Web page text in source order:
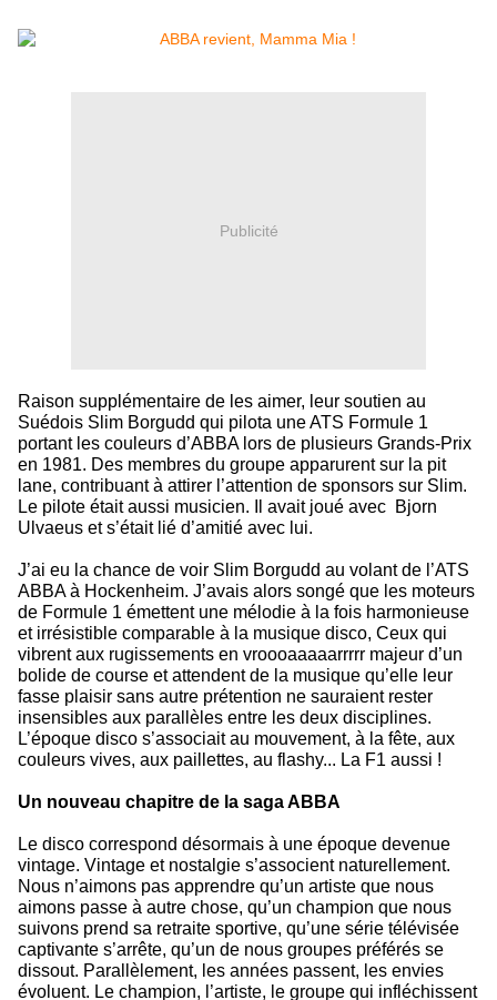
Publicité
Raison supplémentaire de les aimer, leur soutien au
Suédois Slim Borgudd qui pilota une ATS Formule 1
portant les couleurs d’ABBA lors de plusieurs Grands-Prix
en 1981. Des membres du groupe apparurent sur la pit
lane, contribuant à attirer l’attention de sponsors sur Slim.
Le pilote était aussi musicien. Il avait joué avec Bjorn
Ulvaeus et s’était lié d’amitié avec lui.
J’ai eu la chance de voir Slim Borgudd au volant de l’ATS
ABBA à Hockenheim. J’avais alors songé que les moteurs
de Formule 1 émettent une mélodie à la fois harmonieuse
et irrésistible comparable à la musique disco, Ceux qui
vibrent aux rugissements en vroooaaaaarrrrr majeur d’un
bolide de course et attendent de la musique qu’elle leur
fasse plaisir sans autre prétention ne sauraient rester
insensibles aux parallèles entre les deux disciplines.
L’époque disco s’associait au mouvement, à la fête, aux
couleurs vives, aux paillettes, au flashy... La F1 aussi !
Un nouveau chapitre de la saga ABBA
Le disco correspond désormais à une époque devenue
vintage. Vintage et nostalgie s’associent naturellement.
Nous n’aimons pas apprendre qu’un artiste que nous
aimons passe à autre chose, qu’un champion que nous
suivons prend sa retraite sportive, qu’une série télévisée
captivante s’arrête, qu’un de nous groupes préférés se
dissout. Parallèlement, les années passent, les envies
évoluent. Le champion, l’artiste, le groupe qui infléchissent